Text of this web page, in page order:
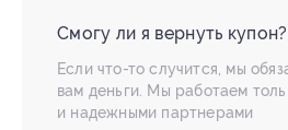
Смогу ли я вернуть купон?
Если что-то случится, мы
вам деньги. Мы работаем
и надежными партнерами